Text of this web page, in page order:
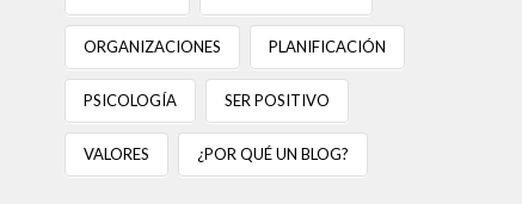
ORGANIZACIONES PLANIFICACIÓN
PSICOLOGÍA SER POSITIVO
VALORES ¿POR QUÉ UN BLOG?